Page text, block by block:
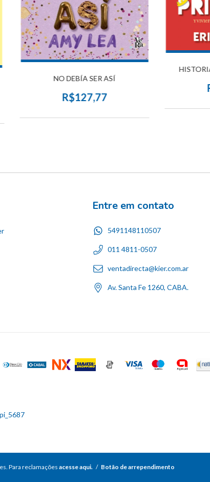
NO DEBÍA SER ASÍ
R$127,77
Entre em contato
5491148110507
011 4811-0507
ventadirecta@kier.com.ar
Av. Santa Fe 1260, CABA.
Para reclamações acesse aqui. / Botão de arrependimento